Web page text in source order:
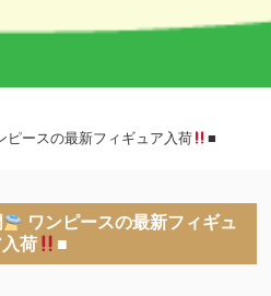
ピースの最新フィギュア入荷 ■
ワンピースの最新フィギュ
荷
■